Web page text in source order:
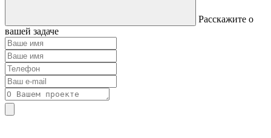
Расскажите о
вашей задаче